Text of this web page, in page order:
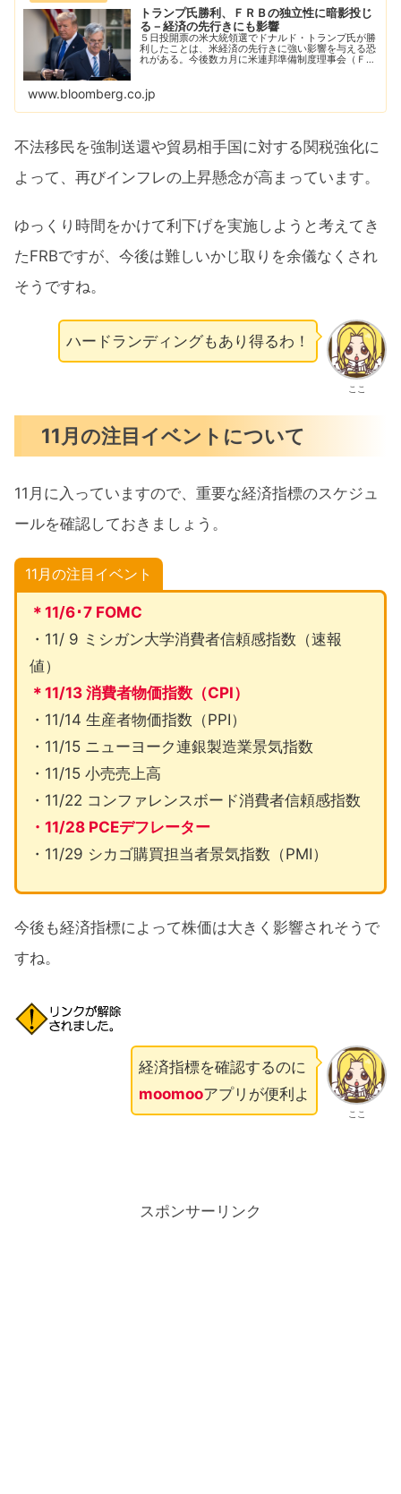
トランプ氏勝利、ＦＲＢの独立性に暗影投じ
る－経済の先行きにも影響
５日投開票の米大統領選でドナルド・トランプ氏が勝
利したことは、米経済の先行きに強い影響を与える恐
れがある。今後数カ月に米連邦準備制度理事会（ＦＲ
Ｆ...
www.bloomberg.co.jp
不法移民を強制送還や貿易相手国に対する関税強化に
よって、再びインフレの上昇懸念が高まっています。
ゆっくり時間をかけて利下げを実施しようと考えてき
たFRBですが、今後は難しいかじ取りを余儀なくされ
そうですね。
ここ
ハードランディングもあり得るわ！
11月の注目イベントについて
11月に入っていますので、重要な経済指標のスケジュ
ールを確認しておきましょう。
11月の注目イベント
＊11/6･7 FOMC
・11/ 9 ミシガン大学消費者信頼感指数（速報
値）
＊11/13 消費者物価指数（CPI）
・11/14 生産者物価指数（PPI）
・11/15 ニューヨーク連銀製造業景気指数
・11/15 小売売上高
・11/22 コンファレンスボード消費者信頼感指数
・11/28 PCEデフレーター
・11/29 シカゴ購買担当者景気指数（PMI）
今後も経済指標によって株価は大きく影響されそうで
すね。
ここ
経済指標を確認するのに
moomooアプリが便利よ
スポンサーリンク